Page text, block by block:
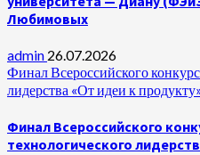
Любимовых
admin 26.07.2026
Финал Всероссийского
лидерства «От идеи к
Финал Всероссийского
технологического